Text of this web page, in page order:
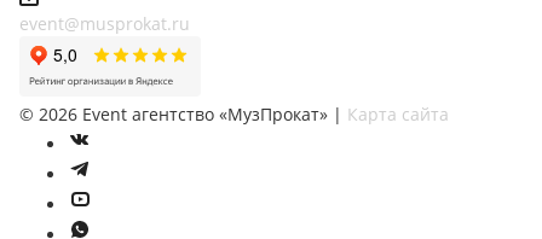
event@musprokat.ru
© 2026 Event агентство «МузПрокат» | Карта сайта